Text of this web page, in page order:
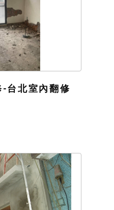
台北室內翻修